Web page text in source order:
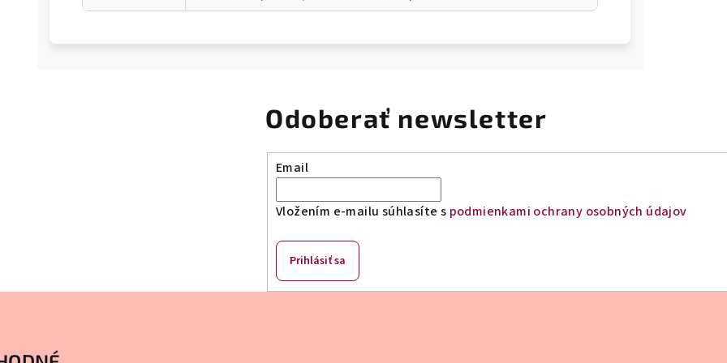
Odoberať newsletter
Email
Vložením e-mailu súhlasíte s podmienkami ochrany osobných údajov
Prihlásiť sa